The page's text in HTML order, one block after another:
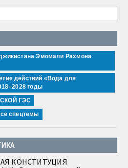
Эмомали Рахмона
действий «Вода для
годы
ГЭС
спецтемы
КОНСТИТУЦИЯ